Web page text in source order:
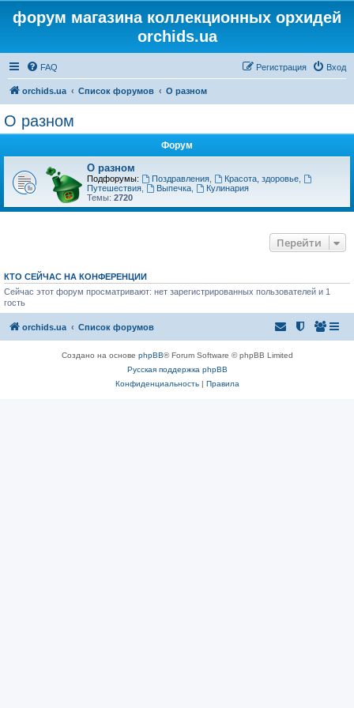
форум магазина коллекционных орхидей
orchids.ua
FAQ Вход
Регистрация
orchids.ua Список форумов О разном
О разном
Форум
О разном
Подфорумы: Поздравления, Красота, здоровье,
Путешествия
Выпечка,
Кулинария
Темы: 2720
Перейти
КТО СЕЙЧАС НА КОНФЕРЕНЦИИ
Сейчас этот форум просматривают: нет зарегистрированных пользователей и 1
гость
orchids.ua Список форумов
Создано на основе phpBB® Forum Software © phpBB Limited
Русская поддержка phpBB
Конфиденциальность| Правила